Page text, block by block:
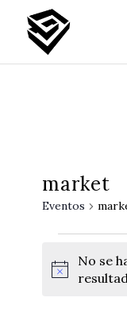
market
Eventos
Notice
No se